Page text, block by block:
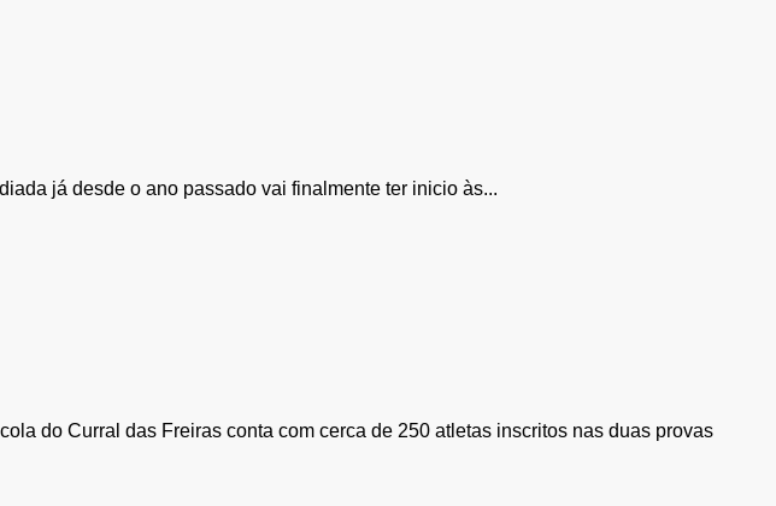
já desde o ano passado vai finalmente ter inicio às...
do Curral das Freiras conta com cerca de 250 atletas inscritos nas duas provas